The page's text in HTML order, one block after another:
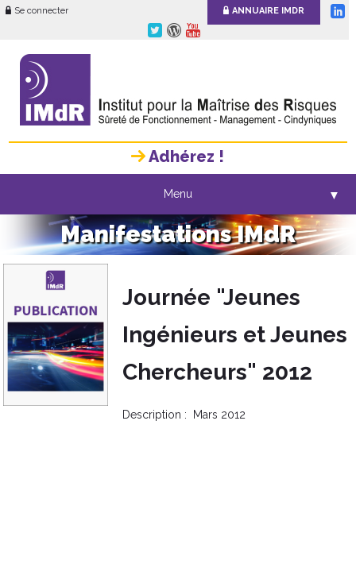
Se connecter ANNUAIRE IMDR
Adhérez !
Menu ▼
Manifestations IMdR
Journée "Jeunes
Ingénieurs et Jeunes
Chercheurs" 2012
Description : Mars 2012